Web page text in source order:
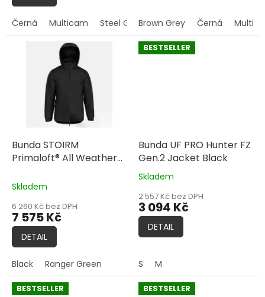
Černá Multicam Steel Grey Woodland
Brown Grey Černá
Bunda STOIRM
Primaloft® All Weather
izolace • all weather
vrchní vrstva • pro
outdoor i taktické
použití
Skladem
6 260 Kč bez DPH
7 575 Kč
DETAIL
Black Ranger Green
BESTSELLER
Bunda UF PRO Hunter FZ
Gen.2 Jacket Black
Průměrné
produktu
je
5,0
z
Skladem
2 557 Kč bez DPH
3 094 Kč
DETAIL
S M
BESTSELLER BESTSELLER